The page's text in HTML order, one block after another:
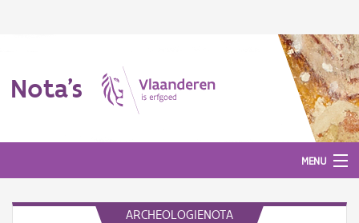
Nota's
MENU
ARCHEOLOGIENOTA